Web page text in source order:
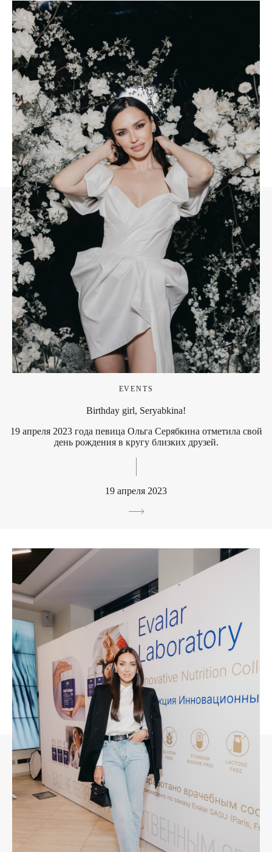
EVENTS
Birthday girl, Seryabkina!
19 апреля 2023 года певица Ольга Серябкина отметила свой
день рождения в кругу близких друзей.
19 апреля 2023